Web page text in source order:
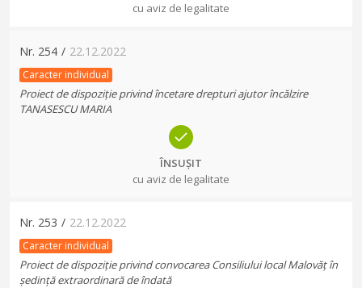
cu aviz de legalitate
Nr. 254 / 22.12.2022
Caracter individual
Proiect de dispoziție privind încetare drepturi ajutor încălzire
TANASESCU MARIA
ÎNSUȘIT
cu aviz de legalitate
Nr. 253 / 22.12.2022
Caracter individual
Proiect de dispoziție privind convocarea Consiliului local Malovăț în
ședință extraordinară de îndată